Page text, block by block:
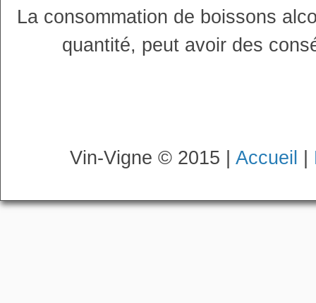
La consommation de boissons
quantité, peut avoir des
Vin-Vigne © 2015 | Accueil